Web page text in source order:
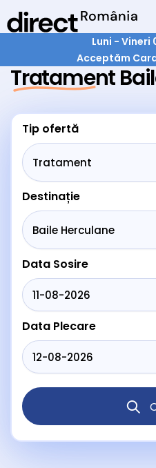
Luni - Vineri
Acceptăm
Tratament
Tip ofertă
Destinație
Data Sosire
Data Plecare